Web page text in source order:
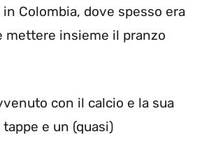
Colombia, dove spesso era
mettere insieme il pranzo
con il calcio e la sua
e un (quasi)